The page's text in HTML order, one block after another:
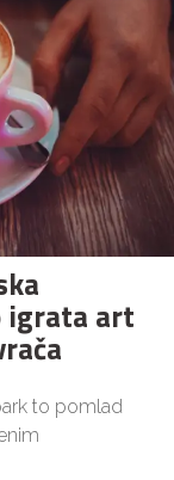
igrata art
to pomlad